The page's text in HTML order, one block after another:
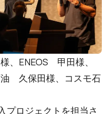
、ENEOS 甲田様、
久保田様、コスモ石
ロジェクトを担当さ